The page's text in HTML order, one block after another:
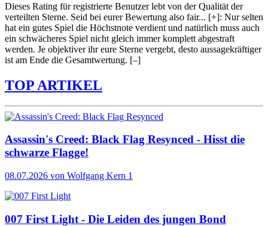
Dieses Rating für registrierte Benutzer lebt von der Qualität der
verteilten Sterne. Seid bei eurer Bewertung also fair... [+]: Nur selten
hat ein gutes Spiel die Höchstnote verdient und natürlich muss auch
ein schwächeres Spiel nicht gleich immer komplett abgestraft
werden. Je objektiver ihr eure Sterne vergebt, desto aussagekräftiger
ist am Ende die Gesamtwertung. [–]
TOP ARTIKEL
Assassin's Creed: Black Flag Resynced - Hisst die
schwarze Flagge!
08.07.2026 von Wolfgang Kern 1
007 First Light - Die Leiden des jungen Bond